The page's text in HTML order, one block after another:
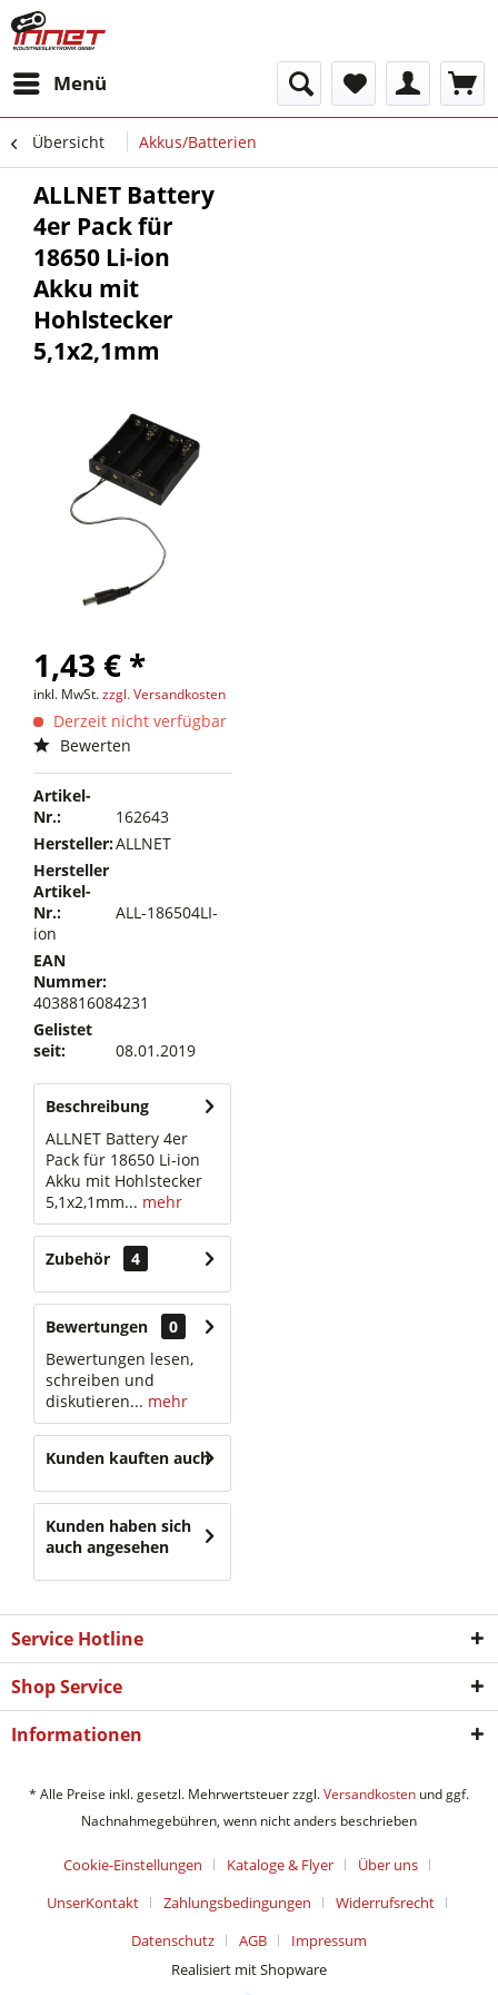
Menü
Übersicht Akkus/Batterien
ALLNET Battery
4er Pack für
18650 Li-ion
Akku mit
Hohlstecker
5,1x2,1mm
1,43 € *
inkl. MwSt.zzgl. Versandkosten
Derzeit nicht verfügbar
Bewerten
Artikel-
Nr.:
162643
Hersteller:ALLNET
Hersteller
Artikel-
Nr.:
ALL-186504LI-
ion
EAN
Nummer:
4038816084231
Gelistet
seit:
08.01.2019
Beschreibung
ALLNET Battery 4er
Pack für 18650 Li-ion
Akku mit Hohlstecker
5,1x2,1mm... mehr
Zubehör 4
Bewertungen
0
Bewertungen lesen,
schreiben und
diskutieren... mehr
Kunden kauften auch
Kunden haben sich
auch angesehen
Service Hotline
Shop Service
Informationen
* Alle Preise inkl. gesetzl. Mehrwertsteuer zzgl.Versandkosten und ggf.
Nachnahmegebühren, wenn nicht anders beschrieben
Cookie-Einstellungen Kataloge & Flyer
Über uns
UnserKontakt
Zahlungsbedingungen
Widerrufsrecht
Datenschutz
AGB
Impressum
Realisiert mit Shopware